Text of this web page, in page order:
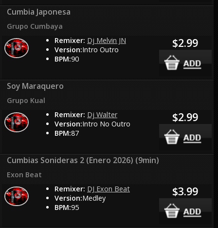
Cumbia Japonesa
Grupo Cumbaya
Remixer: Dj Melvin JN
Version:Intro Outro
BPM:90
$2.99
Soy Maraquero
Grupo Kual
Remixer: Dj Walter
Version:Intro No Outro
BPM:87
$2.99
Cumbias Sonideras 2 (Enero 2026) (9min)
Exon Beat
Remixer: DJ Exon Beat
Version:Medley
BPM:95
$3.99